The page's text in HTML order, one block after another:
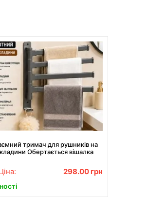
тримач для рушників на
Обертається вішалка
298.00 грн